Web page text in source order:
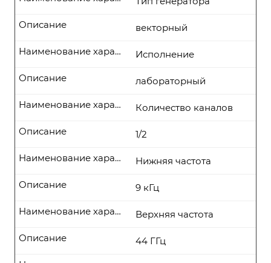
векторный
Описание
Исполнение
Наименование характеристики
лабораторный
Описание
Количество каналов
Наименование характеристики
1/2
Описание
Нижняя частота
Наименование характеристики
9 кГц
Описание
Верхняя частота
Наименование характеристики
44 ГГц
Описание